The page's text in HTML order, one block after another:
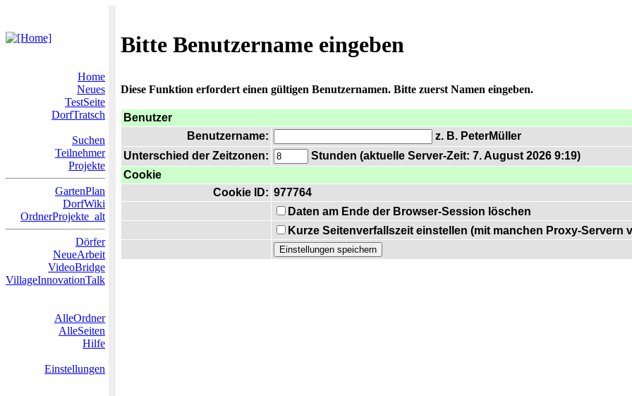
Bitte Benutzername eingeben
Home
Neues
TestSeite
DorfTratsch
Suchen
Teilnehmer
Projekte
GartenPlan
DorfWiki
OrdnerProjekte_alt
Dörfer
NeueArbeit
VideoBridge
VillageInnovationTalk
AlleOrdner
AlleSeiten
Hilfe
Einstellungen
Diese Funktion erfordert einen gültigen Benutzernamen. Bitte zuerst Namen eingeben.
Benutzer
Benutzername:
z. B. PeterMüller
Unterschied der Zeitzonen:
Stunden (aktuelle Server-Zeit: 7. August 2026 9:19)
Cookie
Cookie ID: 977764
Daten am Ende der Browser-Session löschen
Kurze Seitenverfallszeit einstellen (mit manchen Proxy-Servern